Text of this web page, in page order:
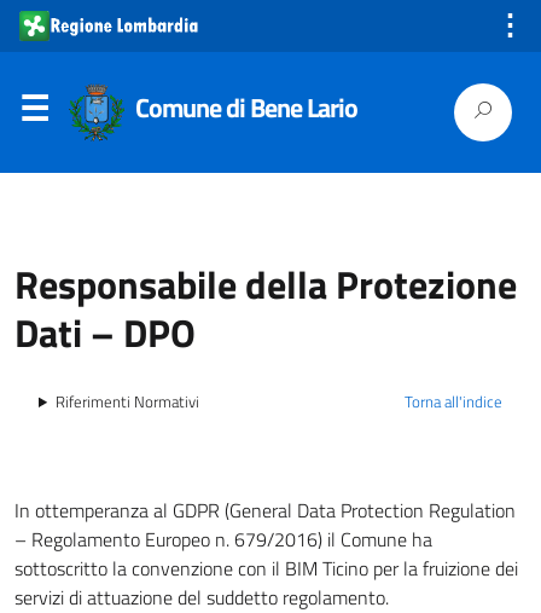
⋮
Comune di Bene Lario
Responsabile della Protezione
Dati – DPO
Torna all'indice
Riferimenti Normativi
In ottemperanza al GDPR (General Data Protection Regulation
– Regolamento Europeo n. 679/2016) il Comune ha
sottoscritto la convenzione con il BIM Ticino per la fruizione dei
servizi di attuazione del suddetto regolamento.